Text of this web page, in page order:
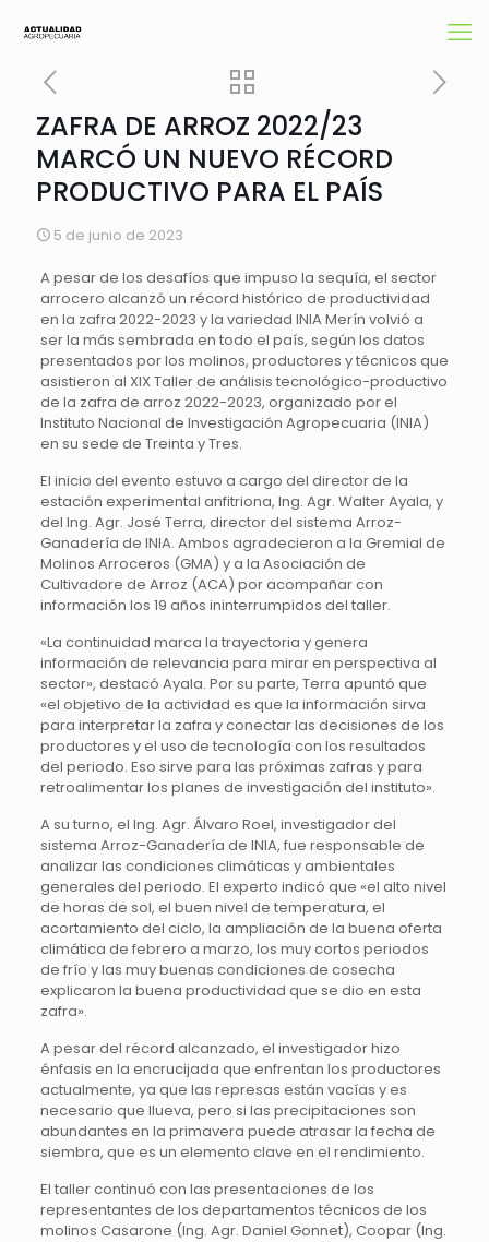
ZAFRA DE ARROZ 2022/23
MARCÓ UN NUEVO RÉCORD
PRODUCTIVO PARA EL PAÍS
5 de junio de 2023
A pesar de los desafíos que impuso la sequía, el sector
arrocero alcanzó un récord histórico de productividad
en la zafra 2022-2023 y la variedad INIA Merín volvió a
ser la más sembrada en todo el país, según los datos
presentados por los molinos, productores y técnicos que
asistieron al XIX Taller de análisis tecnológico-productivo
de la zafra de arroz 2022-2023, organizado por el
Instituto Nacional de Investigación Agropecuaria (INIA)
en su sede de Treinta y Tres.
El inicio del evento estuvo a cargo del director de la
estación experimental anfitriona, Ing. Agr. Walter Ayala, y
del Ing. Agr. José Terra, director del sistema Arroz-
Ganadería de INIA. Ambos agradecieron a la Gremial de
Molinos Arroceros (GMA) y a la Asociación de
Cultivadore de Arroz (ACA) por acompañar con
información los 19 años ininterrumpidos del taller.
«La continuidad marca la trayectoria y genera
información de relevancia para mirar en perspectiva al
sector», destacó Ayala. Por su parte, Terra apuntó que
«el objetivo de la actividad es que la información sirva
para interpretar la zafra y conectar las decisiones de los
productores y el uso de tecnología con los resultados
del periodo. Eso sirve para las próximas zafras y para
retroalimentar los planes de investigación del instituto».
A su turno, el Ing. Agr. Álvaro Roel, investigador del
sistema Arroz-Ganadería de INIA, fue responsable de
analizar las condiciones climáticas y ambientales
generales del periodo. El experto indicó que «el alto nivel
de horas de sol, el buen nivel de temperatura, el
acortamiento del ciclo, la ampliación de la buena oferta
climática de febrero a marzo, los muy cortos periodos
de frío y las muy buenas condiciones de cosecha
explicaron la buena productividad que se dio en esta
zafra».
A pesar del récord alcanzado, el investigador hizo
énfasis en la encrucijada que enfrentan los productores
actualmente, ya que las represas están vacías y es
necesario que llueva, pero si las precipitaciones son
abundantes en la primavera puede atrasar la fecha de
siembra, que es un elemento clave en el rendimiento.
El taller continuó con las presentaciones de los
representantes de los departamentos técnicos de los
molinos Casarone (Ing. Agr. Daniel Gonnet), Coopar (Ing.